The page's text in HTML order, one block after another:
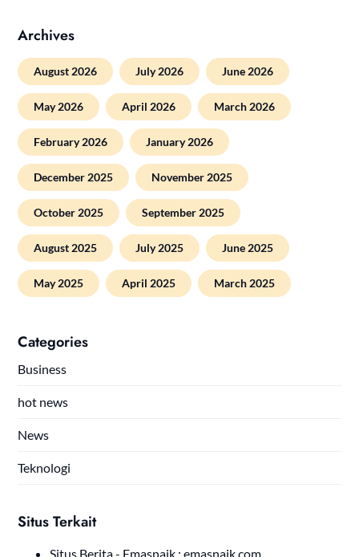
Archives
August 2026 July 2026 June 2026
May 2026 April 2026 March 2026
February 2026 January 2026
December 2025 November 2025
October 2025 September 2025
August 2025 July 2025 June 2025
May 2025 April 2025 March 2025
Categories
Business
hot news
News
Teknologi
Situs Terkait
Situs Berita - Emasnaik :emasnaik.com